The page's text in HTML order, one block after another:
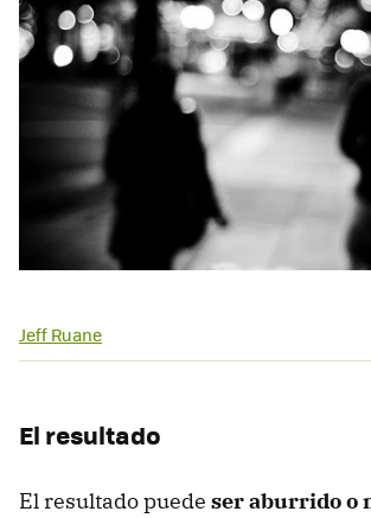
Jeff Ruane
El resultado
El resultado puede ser aburrido o